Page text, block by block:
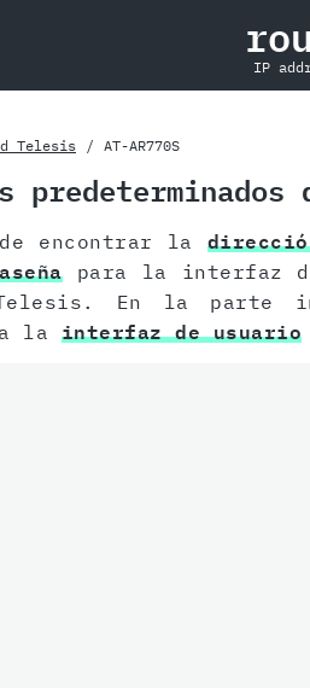
IP
Telesis AT-AR770S
predeterminados
encontrar la
para la interfaz de
En la parte
la interfaz de usuario